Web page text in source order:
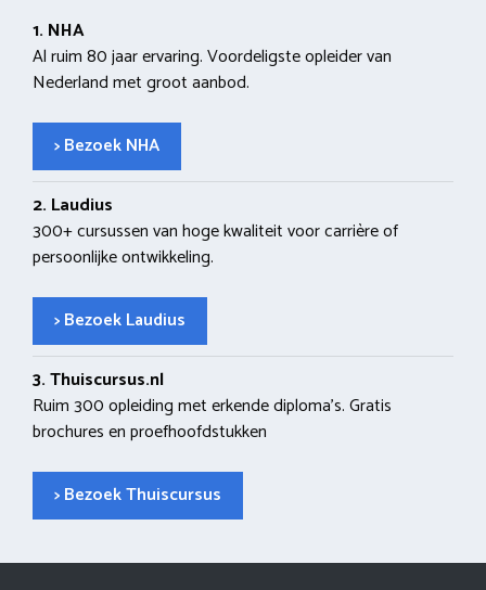
1. NHA
Al ruim 80 jaar ervaring. Voordeligste opleider van
Nederland met groot aanbod.
> Bezoek NHA
2. Laudius
300+ cursussen van hoge kwaliteit voor carrière of
persoonlijke ontwikkeling.
> Bezoek Laudius
3. Thuiscursus.nl
Ruim 300 opleiding met erkende diploma’s. Gratis
brochures en proefhoofdstukken
> Bezoek Thuiscursus